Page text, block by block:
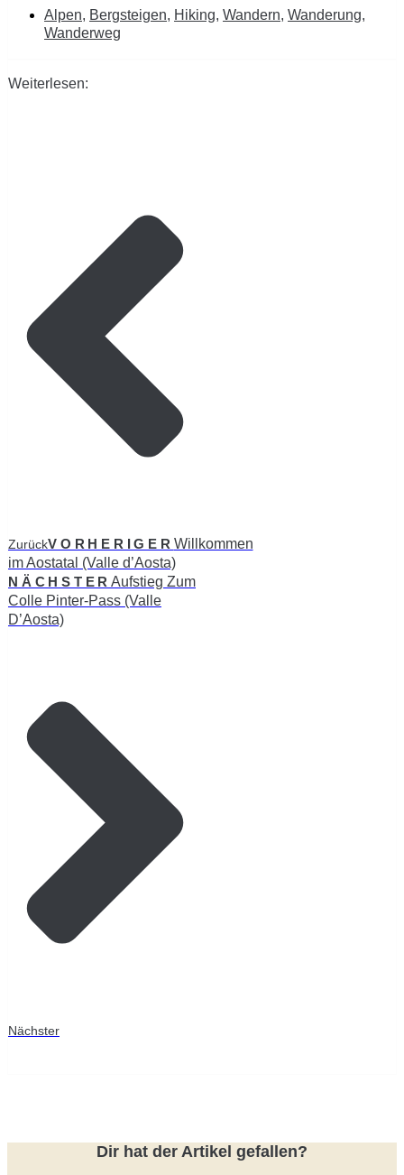
Alpen, Bergsteigen, Hiking, Wandern, Wanderung,
Wanderweg
Weiterlesen:
ZurückVORHERIGER Willkommen
im Aostatal (Valle d’Aosta)
NÄCHSTER Aufstieg Zum
Colle Pinter-Pass (Valle
D’Aosta)
Nächster
Dir hat der Artikel gefallen?